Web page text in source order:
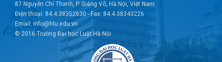
87 Nguyễn Chí Thanh, P. Giảng Võ, Hà Nội, Việt Nam
Điện thoại: 84.4.38352630 - Fax: 84.4.38343226
Email: info@hlu.edu.vn
© 2016 Trường Đại học Luật Hà Nội